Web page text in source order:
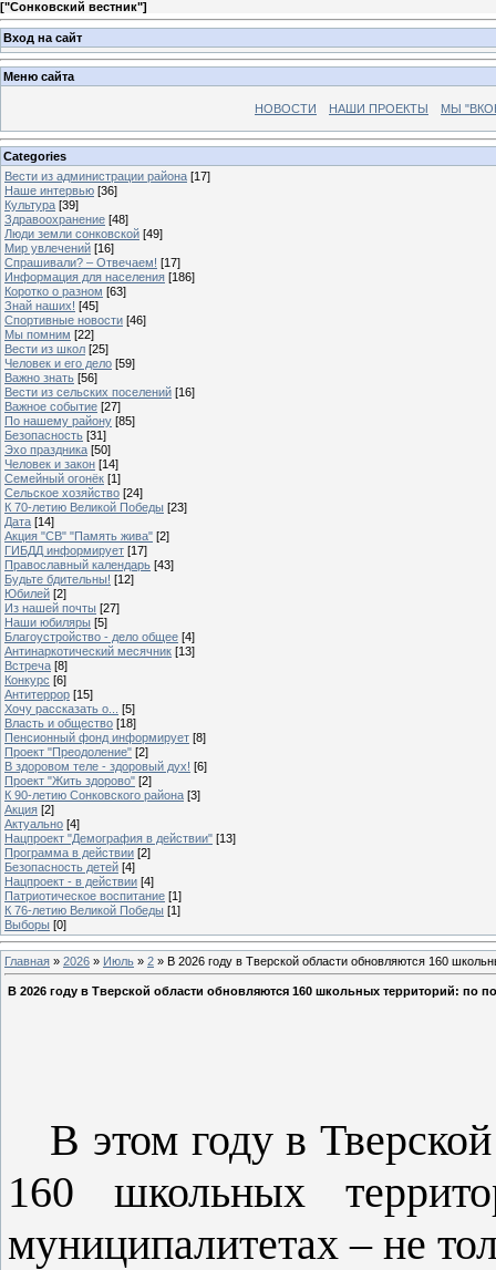
["Сонковский вестник"]
Вход на сайт
Меню сайта
НОВОСТИ НАШИ ПРОЕКТЫ МЫ
Categories
Вести из администрации района [17]
Наше интервью [36]
Культура [39]
Здравоохранение [48]
Люди земли сонковской [49]
Мир увлечений [16]
Спрашивали? – Отвечаем! [17]
Информация для населения [186]
Коротко о разном [63]
Знай наших! [45]
Спортивные новости [46]
Мы помним [22]
Вести из школ [25]
Человек и его дело [59]
Важно знать [56]
Вести из сельских поселений [16]
Важное событие [27]
По нашему району [85]
Безопасность [31]
Эхо праздника [50]
Человек и закон [14]
Семейный огонёк [1]
Сельское хозяйство [24]
К 70-летию Великой Победы [23]
Дата [14]
Акция "СВ" "Память жива" [2]
ГИБДД информирует [17]
Православный календарь [43]
Будьте бдительны! [12]
Юбилей [2]
Из нашей почты [27]
Наши юбиляры [5]
Благоустройство - дело общее [4]
Антинаркотический месячник [13]
Встреча [8]
Конкурс [6]
Антитеррор [15]
Хочу рассказать о...
[5]
Власть и общество [18]
Пенсионный фонд информирует [8]
Проект "Преодоление" [2]
В здоровом теле - здоровый дух! [6]
Проект "Жить здорово" [2]
К 90-летию Сонковского района [3]
Акция [2]
Актуально [4]
Нацпроект "Демография в действии" [13]
Программа в действии [2]
Безопасность детей [4]
Нацпроект - в действии [4]
Патриотическое воспитание [1]
К 76-летию Великой Победы [1]
Выборы [0]
Главная » 2026 » Июль » 2 » В 2026 году в Тверской области обновляются 160
В 2026 году в Тверской области обновляются 160 школьных территорий: по
В этом году в
160 школьных
муниципалитетах – не